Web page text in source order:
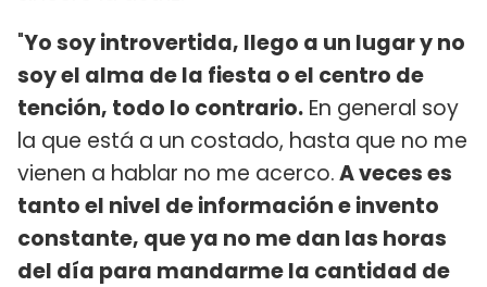
"Yo soy introvertida, llego a un lugar y no
soy el alma de la fiesta o el centro de
tención, todo lo contrario. En general soy
la que está a un costado, hasta que no me
vienen a hablar no me acerco.A veces es
tanto el nivel de información e invento
constante, que ya no me dan las horas
del día para mandarme la cantidad de